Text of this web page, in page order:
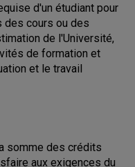
d'un étudiant pour
cours ou des
de l'Université,
de formation et
et le travail
somme des crédits
aux exigences du